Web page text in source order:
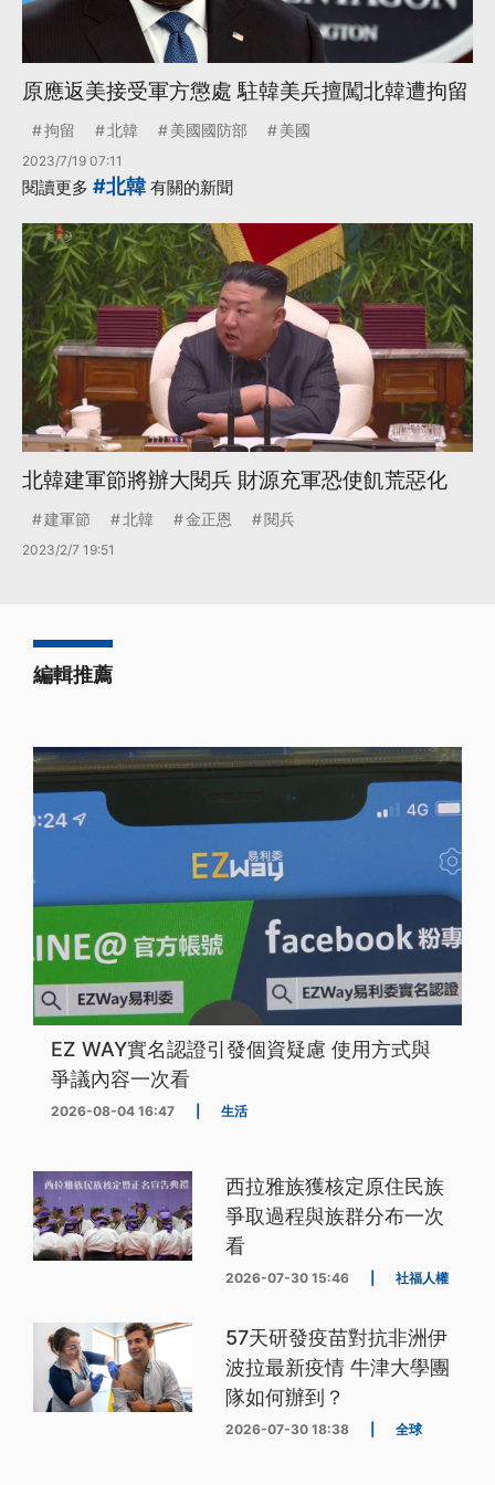
原應返美接受軍方懲處 駐韓美兵擅闖北韓遭拘留
拘留 北韓 美國國防部 美國
2023/7/19 07:11
閱讀更多 #北韓 有關的新聞
北韓建軍節將辦大閱兵 財源充軍恐使飢荒惡化
建軍節 北韓 金正恩 閱兵
2023/2/7 19:51
編輯推薦
EZ WAY實名認證引發個資疑慮 使用方式與
爭議內容一次看
2026-08-04 16:47 生活
西拉雅族獲核定原住民族
爭取過程與族群分布一次
看
2026-07-30 15:46 社福人權
57天研發疫苗對抗非洲伊
波拉最新疫情 牛津大學團
隊如何辦到？
2026-07-30 18:38 全球